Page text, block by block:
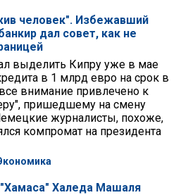
человек". Избежавший
дал совет, как не
выделить Кипру уже в мае
в 1 млрд евро на срок в
внимание привлечено к
пришедшему на смену
журналисты, похоже,
компромат на президента
Халеда Машаля